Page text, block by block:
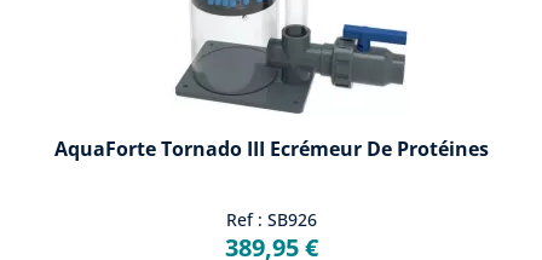
AquaForte Tornado III Ecrémeur De Protéines
Ref : SB926
389,95 €